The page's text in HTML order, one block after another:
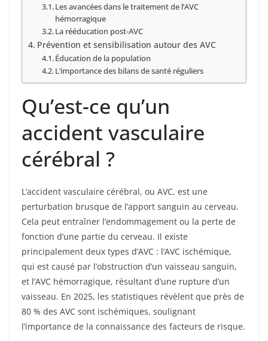
Les avancées dans le traitement de l’AVC
hémorragique
La rééducation post-AVC
Prévention et sensibilisation autour des AVC
Éducation de la population
L’importance des bilans de santé réguliers
Qu’est-ce qu’un
accident vasculaire
cérébral ?
L’accident vasculaire cérébral, ou AVC, est une
perturbation brusque de l’apport sanguin au cerveau.
Cela peut entraîner l’endommagement ou la perte de
fonction d’une partie du cerveau. Il existe
principalement deux types d’AVC : l’AVC ischémique,
qui est causé par l’obstruction d’un vaisseau sanguin,
et l’AVC hémorragique, résultant d’une rupture d’un
vaisseau. En 2025, les statistiques révèlent que près de
80 % des AVC sont ischémiques, soulignant
l’importance de la connaissance des facteurs de risque.